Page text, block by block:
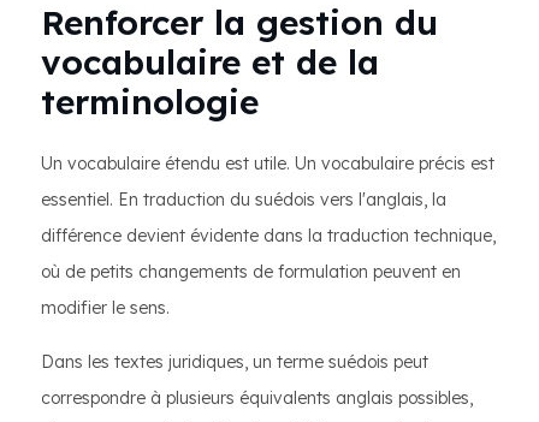
Renforcer la gestion du
vocabulaire et de la
terminologie
Un vocabulaire étendu est utile. Un vocabulaire précis est
essentiel. En traduction du suédois vers l'anglais, la
différence devient évidente dans la traduction technique,
où de petits changements de formulation peuvent en
modifier le sens.
Dans les textes juridiques, un terme suédois peut
correspondre à plusieurs équivalents anglais possibles,